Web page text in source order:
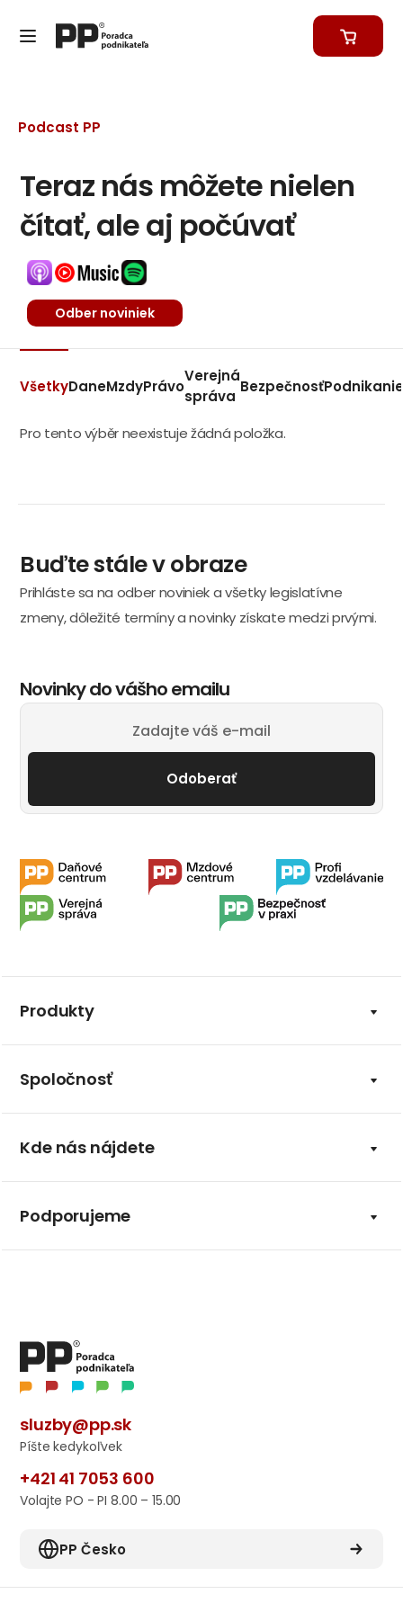
Podcast PP
Teraz nás môžete nielen
čítať, ale aj počúvať
Odber noviniek
VšetkyDaneMzdyPrávo
Verejná
správa
Bezpečnosť
Pro tento výběr neexistuje žádná položka.
Buďte stále v obraze
Prihláste sa na odber noviniek a všetky legislatívne
zmeny, dôležité termíny a novinky získate medzi prvými.
Novinky do vášho emailu
Odoberať
Produkty
Spoločnosť
Kde nás nájdete
Podporujeme
sluzby@pp.sk
Píšte kedykoľvek
+421 41 7053 600
Volajte PO - PI 8.00 – 15.00
PP Česko